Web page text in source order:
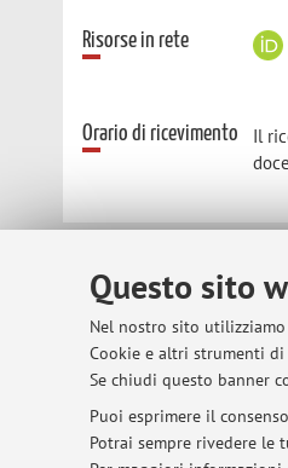
Questo sito
Nel nostro sito
Cookie e altri strumenti
Se chiudi questo banner
Puoi esprimere il
Potrai sempre rivedere le
Risorse in rete
Orario di ricevimento
Il